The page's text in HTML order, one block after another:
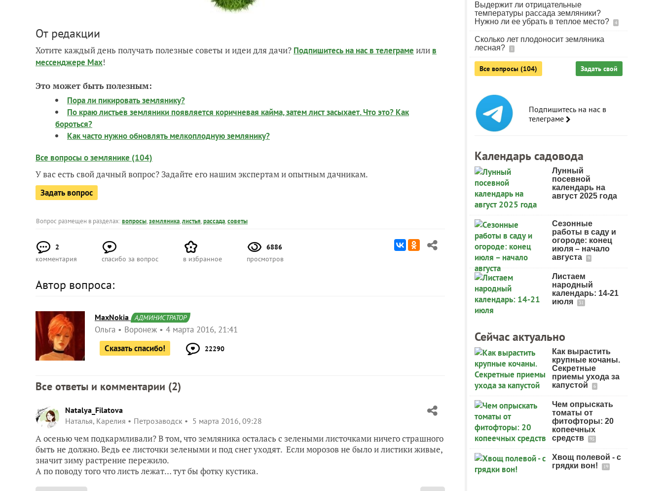
От редакции
Хотите каждый день получать полезные советы и идеи для дачи? Подпишитесь на нас в телеграме или в
мессенджере Max!
Это может быть полезным:
Пора ли пикировать землянику?
По краю листьев земляники появляется коричневая кайма, затем лист засыхает. Что это? Как
бороться?
Как часто нужно обновлять мелкоплодную землянику?
Все вопросы о землянике (104)
У вас есть свой дачный вопрос? Задайте его нашим экспертам и опытным дачникам.
Задать вопрос
Вопрос размещен в разделах:вопросы,земляника,листья,рассада,советы
2
комментария
спасибо за вопрос в избранное
6886
просмотров
Автор вопроса:
MaxNokia АДМИНИСТРАТОР
Ольга Воронеж
4 марта 2016, 21:41
Сказать спасибо!
22290
Все ответы и комментарии (2)
Natalya_Filatova
Наталья, Карелия
Петрозаводск 5 марта 2016, 09:28
А осенью чем подкармливали? В том, что земляника осталась с зелеными листочками ничего страшного
быть не должно. Ведь ее листочки зелеными и под снег уходят. Если морозов не было и листики живые,
значит зиму растрение пережило.
А по поводу того что листь лежат… тут бы фотку кустика.
Выдержит ли отрицательные
температуры рассада земляники?
Нужно ли ее убрать в теплое место?
4
Сколько лет плодоносит земляника
лесная?
1
Все вопросы (104) Задать свой
Подпишитесь на нас в
телеграме
Календарь садовода
Лунный
посевной
календарь на
август 2025 года
Сезонные
работы в саду и
огороде: конец
июля – начало
августа
9
Листаем
народный
календарь: 14-21
июля
31
Сейчас актуально
Как вырастить
крупные кочаны.
Секретные
приемы ухода за
капустой
6
Чем опрыскать
томаты от
фитофторы: 20
копеечных
средств
95
Хвощ полевой - с
грядки вон!
19